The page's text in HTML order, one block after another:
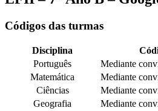
Códigos das turmas
Disciplina
Português
Mediante
Matemática
Mediante
Ciências
Mediante
Geografia
Mediante